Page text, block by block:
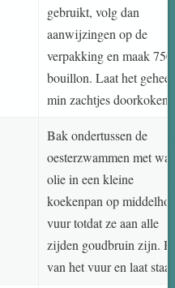
gebruikt, volg dan
aanwijzingen op de
verpakking en maak
bouillon. Laat het
min zachtjes doorkoken.
Bak ondertussen de
oesterzwammen met wat
olie in een kleine
koekenpan op
vuur totdat ze aan alle
zijden goudbruin zijn.
van het vuur en laat